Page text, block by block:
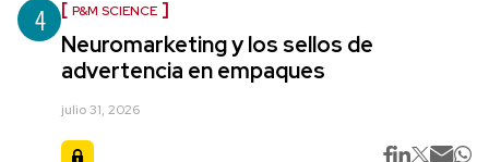
4 P&M SCIENCE
Neuromarketing y los sellos de
advertencia en empaques
julio 31, 2026